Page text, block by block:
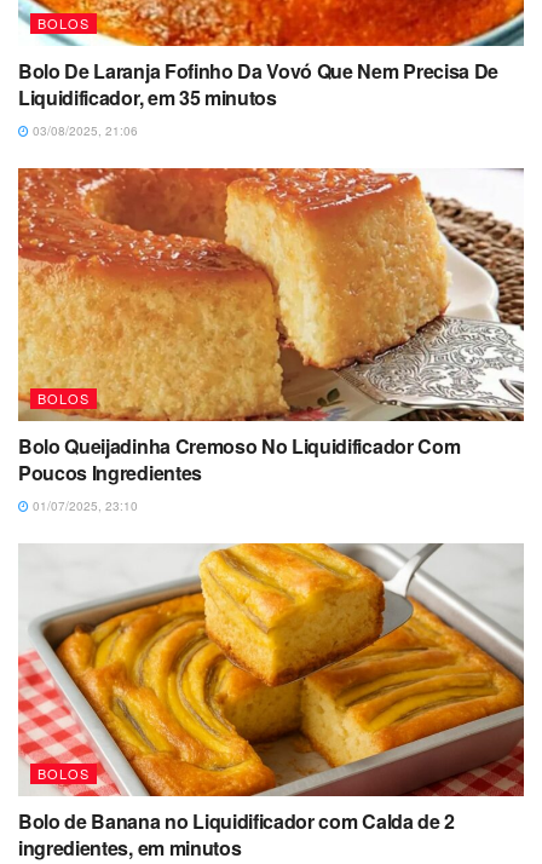
BOLOS
Bolo De Laranja Fofinho Da Vovó Que Nem Precisa De
Liquidificador, em 35 minutos
03/08/2025, 21:06
BOLOS
Bolo Queijadinha Cremoso No Liquidificador Com
Poucos Ingredientes
01/07/2025, 23:10
BOLOS
Bolo de Banana no Liquidificador com Calda de 2
ingredientes, em minutos